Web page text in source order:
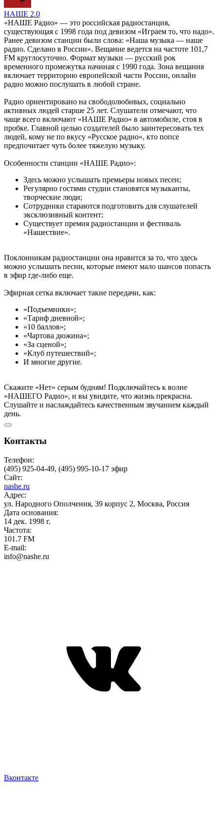
НАШЕ 2.0
«НАШЕ Радио» — это российская радиостанция,
существующая с 1998 года под девизом «Играем то, что надо».
Ранее девизом станции были слова: «Наша музыка — наше
радио. Сделано в России». Вещание ведется на частоте 101,7
FM круглосуточно. Формат музыки — русский рок
временного промежутка начиная с 1990 года. Зона вещания
включает территорию европейской части России, онлайн
радио можно послушать в любой стране.
Радио ориентировано на свободолюбивых, социально
активных людей старше 25 лет. Слушатели отмечают, что
чаще всего включают «НАШЕ Радио» в автомобиле, стоя в
пробке. Главной целью создателей было заинтересовать тех
людей, кому не по вкусу «Русское радио», кто попсе
предпочитает чуть более тяжелую музыку.
Особенности станции «НАШЕ Радио»:
Здесь можно услышать премьеры новых песен;
Регулярно гостями студии становятся музыканты,
творческие люди;
Сотрудники стараются подготовить для слушателей
эксклюзивный контент;
Существует премия радиостанции и фестиваль
«Нашествие».
Поклонникам радиостанции она нравится за то, что здесь
можно услышать песни, которые имеют мало шансов попасть
в эфир где-либо еще.
Эфирная сетка включает такие передачи, как:
«Подъемники»;
«Тариф дневной»;
«10 баллов»;
«Чартова дюжина»;
«За сценой»;
«Клуб путешествий»;
И многие другие.
Скажите «Нет» серым будням! Подключайтесь к волне
«НАШЕГО Радио», и вы увидите, что жизнь прекрасна.
Слушайте и наслаждайтесь качественным звучанием каждый
день.
Контакты
Телефон:
(495) 925-04-49, (495) 995-10-17 эфир
Сайт:
nashe.ru
Адрес:
ул. Народного Ополчения, 39 корпус 2, Москва, Россия
Дата основания:
14 дек. 1998 г.
Частота:
101.7 FM
E-mail:
info@nashe.ru
Вконтакте